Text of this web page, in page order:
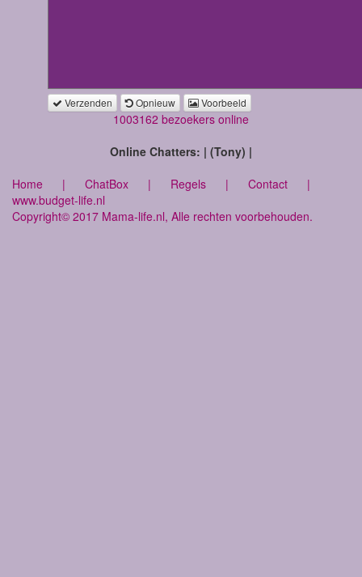
Verzenden Opnieuw Voorbeeld
1003162 bezoekers online
Online Chatters: | (Tony) |
Home | ChatBox | Regels | Contact |
www.budget-life.nl
Copyright© 2017 Mama-life.nl, Alle rechten voorbehouden.